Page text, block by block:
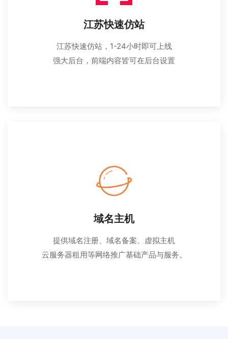
江苏快速仿站
江苏快速仿站，1-24小时即可上线
强大后台，前端内容皆可在后台设置
域名主机
提供域名注册、域名备案、虚拟主机
云服务器租用等网络推广基础产品与服务。